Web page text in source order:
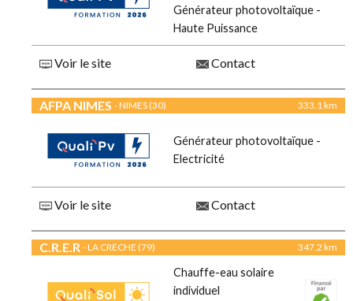
Générateur photovoltaïque -
Haute Puissance
Voir le site Contact
AFPA NIMES - NIMES (30) 333.1 km
Générateur photovoltaïque -
Electricité
Voir le site Contact
C.R.E.R - LA CRECHE (79) 347.2 km
Chauffe-eau solaire
individuel